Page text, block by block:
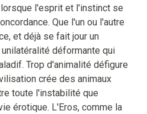
l'esprit et l'instinct se
Que l'un ou l'autre
et déjà se fait jour un
déformante qui
Trop d'animalité défigure
crée des animaux
toute l'instabilité que
érotique. L'Eros, comme la